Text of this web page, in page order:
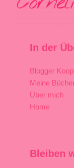
In der
Blogger
Meine
Über mich
Home
Bleiben